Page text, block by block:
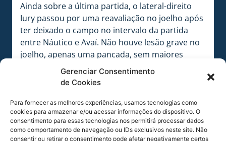
Gerenciar Consentimento
de Cookies
Para fornecer as melhores experiências, usamos tecnologias como
cookies para armazenar e/ou acessar informações do dispositivo. O
consentimento para essas tecnologias nos permitirá processar dados
como comportamento de navegação ou IDs exclusivos neste site. Não
consentir ou retirar o consentimento pode afetar negativamente certos
Ainda sobre a última partida, o lateral-direito
Iury passou por uma reavaliação no joelho após
ter deixado o campo no intervalo da partida
entre Náutico e Avaí. Não houve lesão grave no
joelho, apenas uma pancada, sem maiores
complicações. O atleta deve ser liberado para o
treinamento no decorrer da semana.